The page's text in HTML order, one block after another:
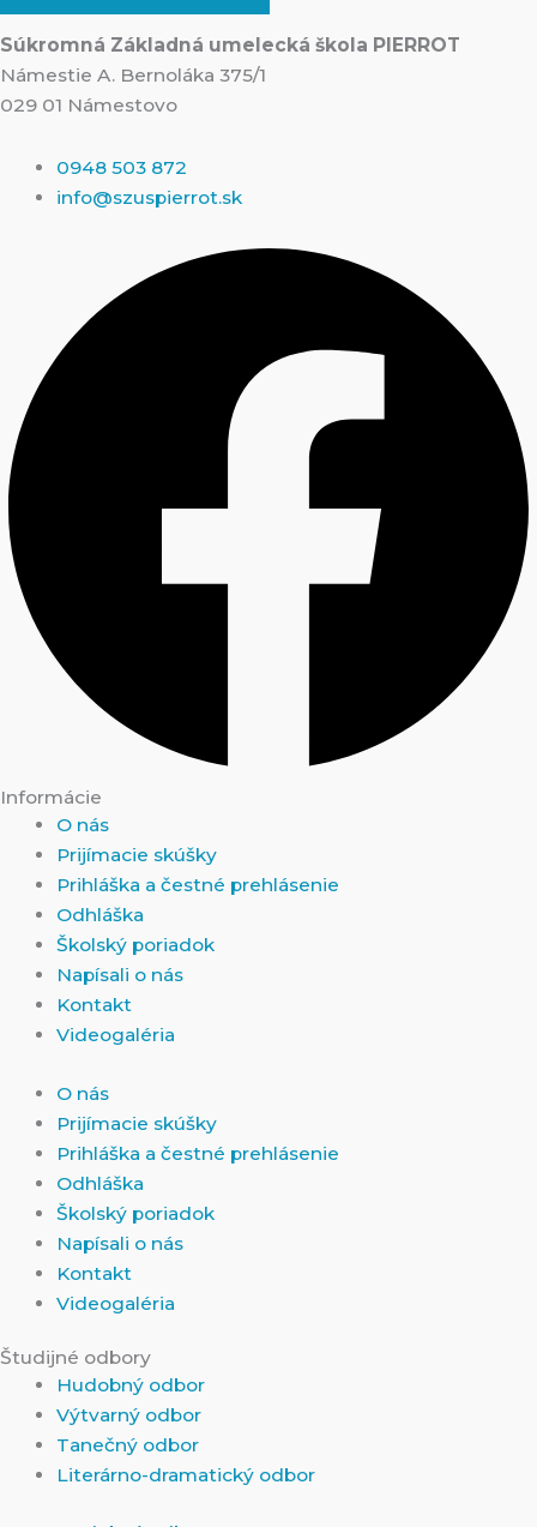
Súkromná Základná umelecká škola PIERROT
Námestie A. Bernoláka 375/1
029 01 Námestovo
0948 503 872
info@szuspierrot.sk
Informácie
O nás
Prijímacie skúšky
Prihláška a čestné prehlásenie
Odhláška
Školský poriadok
Napísali o nás
Kontakt
Videogaléria
O nás
Prijímacie skúšky
Prihláška a čestné prehlásenie
Odhláška
Školský poriadok
Napísali o nás
Kontakt
Videogaléria
Študijné odbory
Hudobný odbor
Výtvarný odbor
Tanečný odbor
Literárno-dramatický odbor